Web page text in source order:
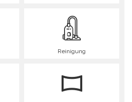
Reinigung